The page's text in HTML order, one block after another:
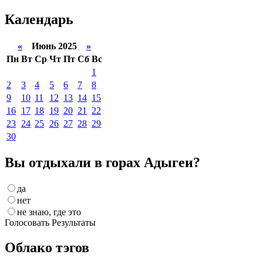
Календарь
« Июнь 2025 »
Пн Вт Ср Чт Пт Сб Вс
1
2
3 4 5 6 7
8
9
10 11 12 13 14 15
16 17 18 19 20 21
22
23 24 25 26 27 28 29
30
Вы отдыхали в горах Адыгеи?
да
нет
не знаю, где это
Голосовать Результаты
Облако тэгов